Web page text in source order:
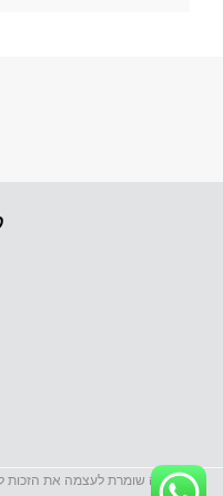
החברה שומרת לעצמה את הזכות